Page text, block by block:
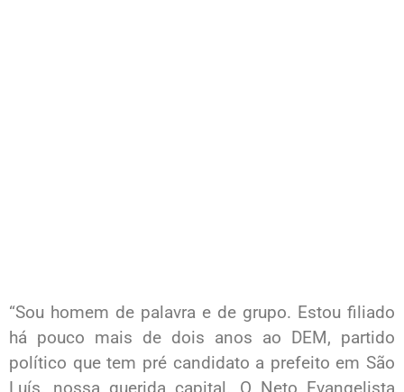
“Sou homem de palavra e de grupo. Estou filiado
há pouco mais de dois anos ao DEM, partido
político que tem pré candidato a prefeito em São
Luís, nossa querida capital. O Neto Evangelista